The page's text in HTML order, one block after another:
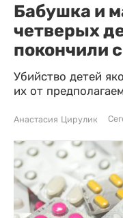
Бабушка и
четверых
покончили
Убийство детей
их от
Анастасия Цирулик